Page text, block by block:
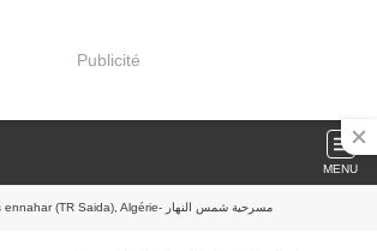
Publicité
MENU
» Théâtre, Chems ennahar (TR Saida), Algérie- مسرحية شمس النهار